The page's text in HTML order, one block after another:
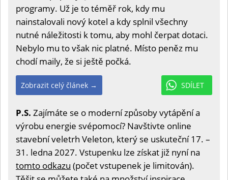
programy. Už je to téměř rok, kdy mu
nainstalovali nový kotel a kdy splnil všechny
nutné náležitosti k tomu, aby mohl čerpat dotaci.
Nebylo mu to však nic platné. Místo peněz mu
chodí maily, že si ještě počká.
SDÍLET
Zobrazit celý článek →
P.S. Zajímáte se o moderní způsoby vytápění a
výrobu energie svépomocí? Navštivte online
stavební veletrh Veleton, který se uskuteční 17. –
31. ledna 2027. Vstupenku lze získat již nyní na
tomto odkazu (počet vstupenek je limitován).